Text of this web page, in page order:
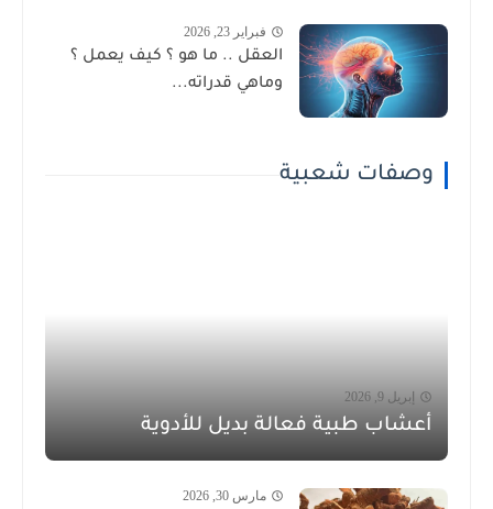
فبراير 23, 2026
العقل .. ما هو ؟ كيف يعمل ؟
وماهي قدراته...
وصفات شعبية
إبريل 9, 2026
أعشاب طبية فعالة بديل للأدوية
مارس 30, 2026